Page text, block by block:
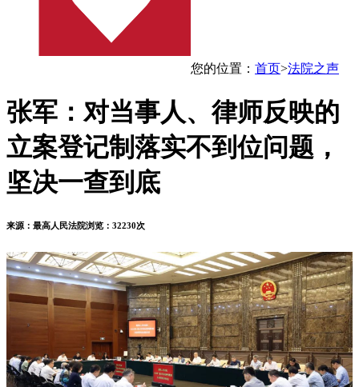
您的位置： 首页>法院之声
张军：对当事人、律师反映的
立案登记制落实不到位问题，
坚决一查到底
来源：最高人民法院浏览：32230次